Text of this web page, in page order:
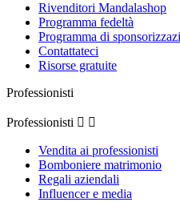
Rivenditori Mandalashop
Programma fedeltà
Programma di
Contattateci
Risorse gratuite
Professionisti
Professionisti  
Vendita ai professionisti
Bomboniere matrimonio
Regali aziendali
Influencer e media